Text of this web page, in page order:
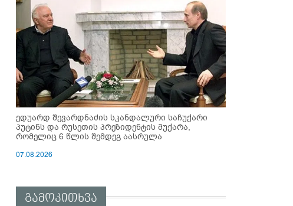
ედუარდ შევარდნაძის სკანდალური საჩუქარი
პუტინს და რუსეთის პრეზიდენტის მუქარა,
რომელიც 6 წლის შემდეგ აასრულა
07.08.2026
გამოკითხვა